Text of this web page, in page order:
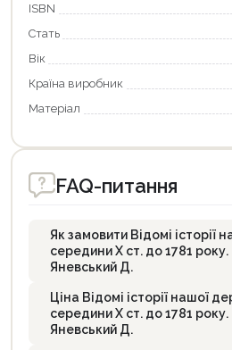
ISBN
Стать
Вік
Країна виробник
Матеріал
FAQ-питання
Як замовити Відомі історії
середини Х ст. до 1781
Яневський Д.
Ціна Відомі історії нашої
середини Х ст. до 1781
Яневський Д.